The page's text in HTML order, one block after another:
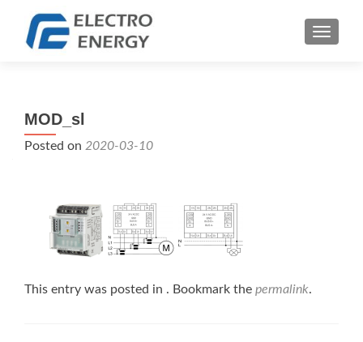
MOD_sl
Posted on 2020-03-10
This entry was posted in . Bookmark the permalink.